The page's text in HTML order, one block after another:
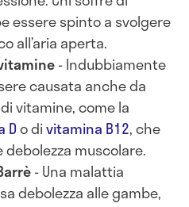
essere spinto a svolgere
all’aria aperta.
- Indubbiamente
causata anche da
vitamine, come la
Do divitamina B12, che
muscolare.
- Una malattia
debolezza alle gambe,